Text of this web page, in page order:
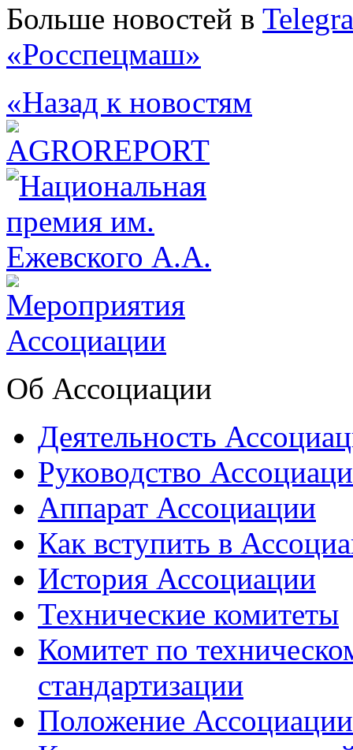
Больше новостей в
«Росспецмаш»
«Назад к новостям
Об Ассоциации
Деятельность
Руководство
Аппарат Ассоциации
Как вступить в
История Ассоциации
Технические комитеты
Комитет по
стандартизации
Положение